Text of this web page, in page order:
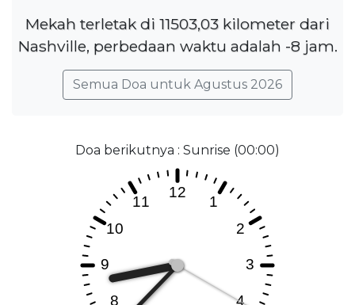
Mekah terletak di 11503,03 kilometer dari
Nashville, perbedaan waktu adalah -8 jam.
Semua Doa untuk Agustus 2026
Doa berikutnya : Sunrise (00:00)